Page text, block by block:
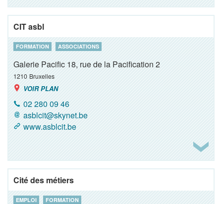
CIT asbl
FORMATION ASSOCIATIONS
Galerie Pacific 18, rue de la Pacification 2
1210 Bruxelles
VOIR PLAN
02 280 09 46
asblcit@skynet.be
www.asblcit.be
Cité des métiers
EMPLOI FORMATION